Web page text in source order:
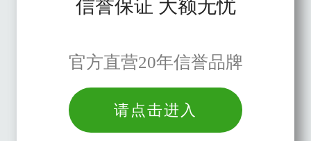
信誉保证 大额无忧
官方直营20年信誉品牌
请点击进入